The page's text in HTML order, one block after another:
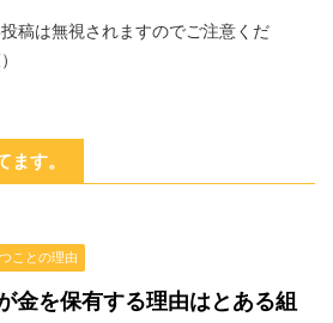
稿は無視されますのでご注意くだ
す。
ことの理由
金を保有する理由はとある組